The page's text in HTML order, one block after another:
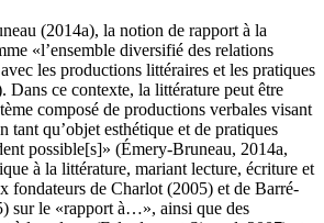
(2014a), la notion de rapport à la
«l’ensemble diversifié des relations
les productions littéraires et les pratiques
Dans ce contexte, la littérature peut être
composé de productions verbales visant
tant qu’objet esthétique et de pratiques
possible[s]» (Émery-Bruneau, 2014a,
à la littérature, mariant lecture, écriture et
fondateurs de Charlot (2005) et de Barré-
sur le «rapport à…», ainsi que des